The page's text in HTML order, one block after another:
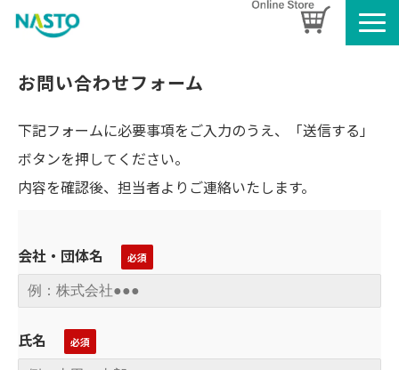
製品情報
お知らせ
名入れタオルのご案内
SDGsへの取り組み
お問い合わせフォーム
下記フォームに必要事項をご入力のうえ、「送信する」
ボタンを押してください。
内容を確認後、担当者よりご連絡いたします。
会社・団体名
氏名